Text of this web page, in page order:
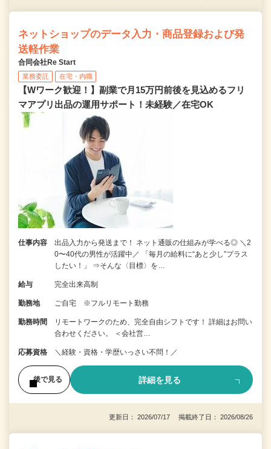
ネットショップのデータ入力・商品登録および発
送軽作業
合同会社Re Start
業務委託 在宅・内職
【Wワーク歓迎！】副業で月15万円前後を見込めるフリ
マアプリ出品の運用サポート！未経験／在宅OK
仕事内容
出品入力から発送まで！ ネット通販の仕組みが学べる◎ ＼2
0〜40代の男性が活躍中／ 「毎月の給料に“あと少し”プラス
したい！」 ⇒そんな〈目標〉を…
給与 完全出来高制
勤務地 ご自宅 ※フルリモート勤務
勤務時間
リモートワークのため、完全自由シフトです！ 詳細はお問い
合わせください。 ＜会社営…
応募資格 ＼経験・資格・学歴いっさい不問！／
後で見る 詳細を見る
更新日： 2026/07/17 掲載終了日： 2026/08/26